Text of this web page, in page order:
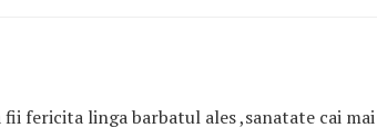
fericita linga barbatul ales ,sanatate cai